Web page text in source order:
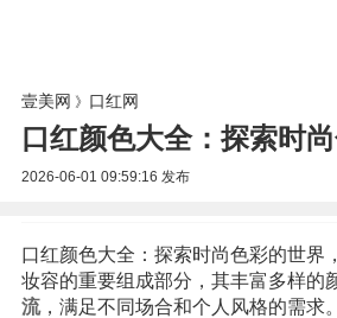
壹美网 》 口红网
口红颜色大全：探索时
2026-06-01 09:59:16 发布
口红颜色大全：探索时尚色彩的世界
妆容的重要组成部分，其丰富多样的
流，满足不同场合和个人风格的需求